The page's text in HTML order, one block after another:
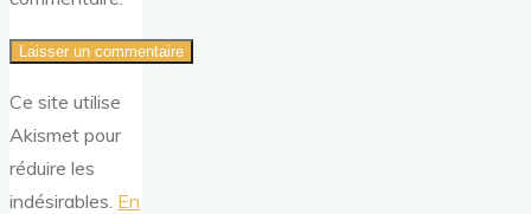
Ce site utilise
Akismet pour
réduire les
indésirables. En